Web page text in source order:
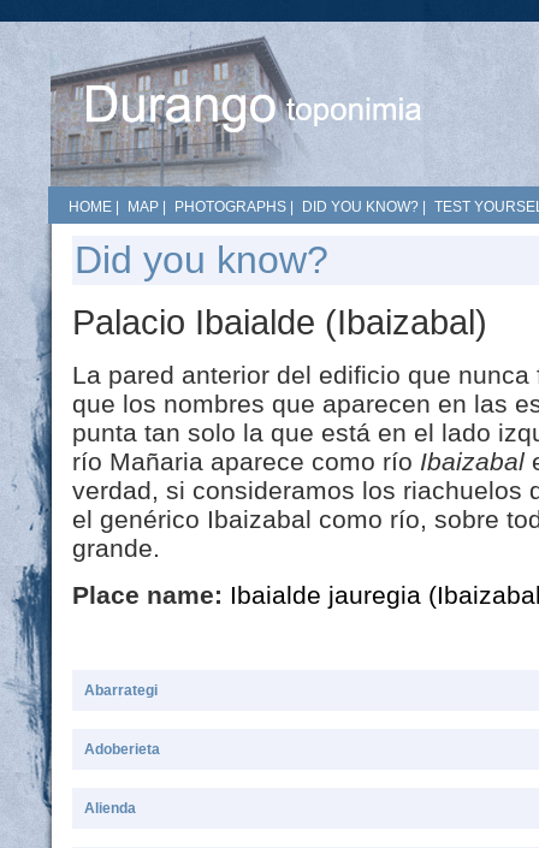
HOME MAP PHOTOGRAPHS DID YOU KNOW? TEST
Did you know?
Palacio Ibaialde (Ibaizabal)
La pared anterior del edificio que
que los nombres que aparecen en las
punta tan solo la que está en el lado
río Mañaria aparece como río Ibaizabal
verdad, si consideramos los riachuelos
el genérico Ibaizabal como río, sobre
grande.
Place name: Ibaialde jauregia
Abarrategi
Adoberieta
Alienda